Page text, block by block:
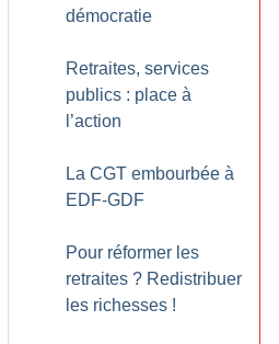
démocratie
Retraites, services
publics : place à
l’action
La CGT embourbée à
EDF-GDF
Pour réformer les
retraites ? Redistribuer
les richesses !